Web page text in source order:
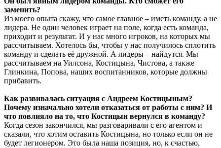
заменить?
Из моего опыта скажу, что самое главное – иметь команду, а не
лидера. Не один человек играет на поле, когда есть команда,
приходит и результат. И у нас много игроков, на которых мы
рассчитываем. Хотелось бы, чтобы у нас получилось сплотить
команду и сделать её дружной. А лидеры – найдутся. Мы
рассчитываем на Уилсона, Костицына, Чистова, а также
Глинкина, Попова, наших воспитанников, которые должны
прибавить.
Как развивалась ситуация с Андреем Костицыным?
Почему изначально хотели отказаться от работы с ним? И
что повлияло на то, что Костицын вернулся в команду?
Когда сезон закончился, мы разговаривали с его агентом и
сказали, что хотим оставить Костицына, но только если он не
будет легионером. Это была наша позиция, но, к счастью,